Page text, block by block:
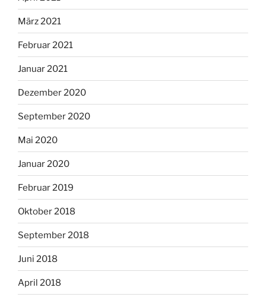
März 2021
Februar 2021
Januar 2021
Dezember 2020
September 2020
Mai 2020
Januar 2020
Februar 2019
Oktober 2018
September 2018
Juni 2018
April 2018